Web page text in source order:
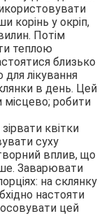
корінь у окріп,
Потім
теплою
близько
лікування
в день. Цей
місцево; робити
квітки
суху
вплив, що
Заварювати
на склянку
настояти
цей